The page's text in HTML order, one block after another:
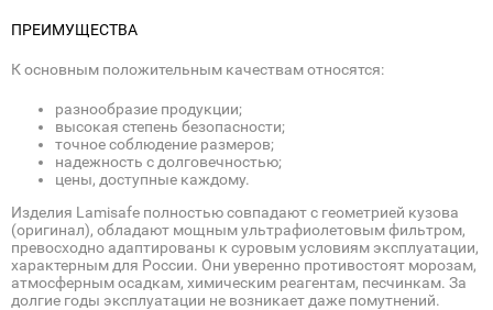
ПРЕИМУЩЕСТВА
К основным положительным качествам относятся:
разнообразие продукции;
высокая степень безопасности;
точное соблюдение размеров;
надежность с долговечностью;
цены, доступные каждому.
Изделия Lamisafe полностью совпадают с геометрией кузова
(оригинал), обладают мощным ультрафиолетовым фильтром,
превосходно адаптированы к суровым условиям эксплуатации,
характерным для России. Они уверенно противостоят морозам,
атмосферным осадкам, химическим реагентам, песчинкам. За
долгие годы эксплуатации не возникает даже помутнений.